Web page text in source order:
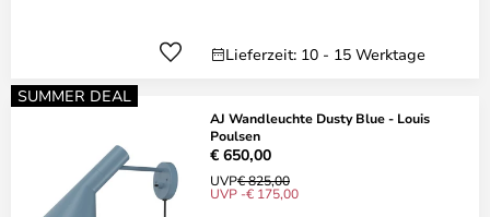
Lieferzeit: 10 - 15 Werktage
SUMMER DEAL
AJ Wandleuchte Dusty Blue - Louis
Poulsen
€ 650,00
UVP€ 825,00
UVP -€ 175,00